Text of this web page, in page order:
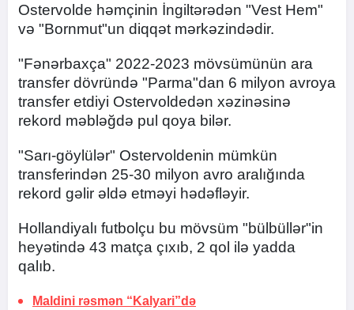
Ostervolde həmçinin İngiltərədən "Vest Hem"
və "Bornmut"un diqqət mərkəzindədir.
"Fənərbaxça" 2022-2023 mövsümünün ara
transfer dövründə "Parma"dan 6 milyon avroya
transfer etdiyi Ostervoldedən xəzinəsinə
rekord məbləğdə pul qoya bilər.
"Sarı-göylülər" Ostervoldenin mümkün
transferindən 25-30 milyon avro aralığında
rekord gəlir əldə etməyi hədəfləyir.
Hollandiyalı futbolçu bu mövsüm "bülbüllər"in
heyətində 43 matça çıxıb, 2 qol ilə yadda
qalıb.
Maldini rəsmən “Kalyari”də